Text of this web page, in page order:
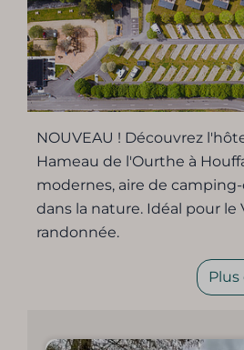
NOUVEAU ! Découvrez
Hameau de l'Ourthe à
modernes, aire de
dans la nature. Idéal pour le
randonnée.